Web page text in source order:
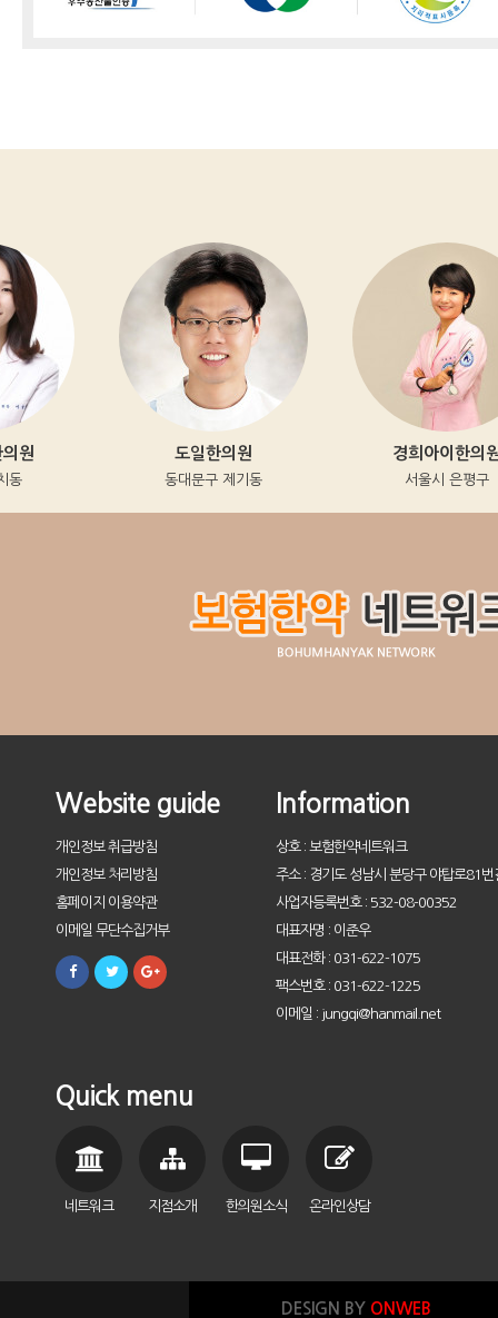
도일한의원
동대문구 제기동
경희아이한의원
서울시 은평구
Website guide
개인정보 취급방침
개인정보 처리방침
홈페이지 이용약관
이메일 무단수집거부
Information
상호 : 보험한약네트워크
주소 : 경기도 성남시 분당구 야탑로81
사업자등록번호 : 532-08-00352
대표자명 : 이준우
대표전화 : 031-622-1075
팩스번호 : 031-622-1225
이메일 : jungqi@hanmail.net
Quick menu
네트워크 지점소개 한의원소식 온라인상담
DESIGN BY ONWEB